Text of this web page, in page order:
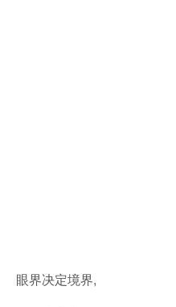
眼界决定境界,